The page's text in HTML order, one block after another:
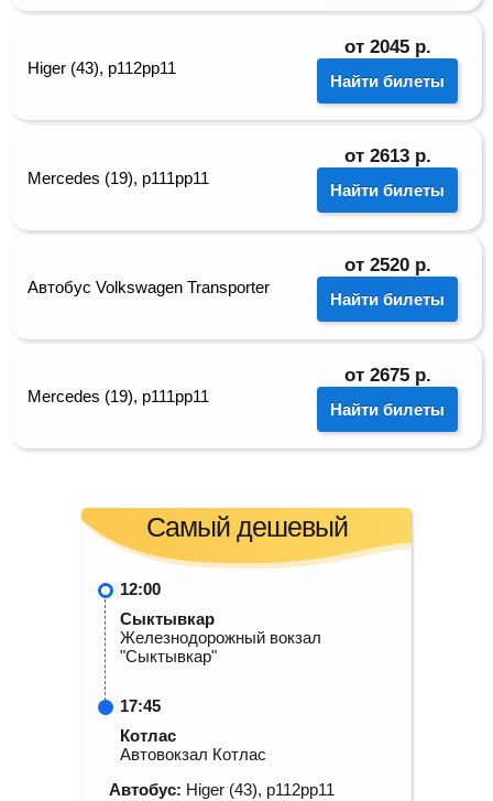
Higer (43), р112рр11
от 2045 р.
Найти билеты
Mercedes (19), р111рр11
от 2613 р.
Найти билеты
Автобус Volkswagen Transporter
от 2520 р.
Найти билеты
Mercedes (19), р111рр11
от 2675 р.
Найти билеты
Самый дешевый
12:00
Сыктывкар
Железнодорожный вокзал
"Сыктывкар"
17:45
Котлас
Автовокзал Котлас
Автобус: Higer (43), р112рр11